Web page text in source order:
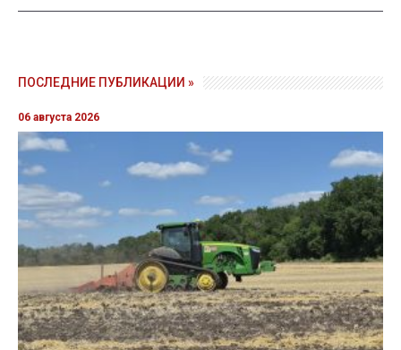
ПОСЛЕДНИЕ ПУБЛИКАЦИИ »
06 августа 2026